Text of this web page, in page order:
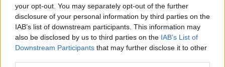
your opt-out. You may separately opt-out of the further
disclosure of your personal information by third parties on the
IAB’s list of downstream participants. This information may
also be disclosed by us to third parties on the IAB’s List of
Downstream Participants that may further disclose it to other
Με την υποστήριξη της Eurolife FFH για δεύτερη